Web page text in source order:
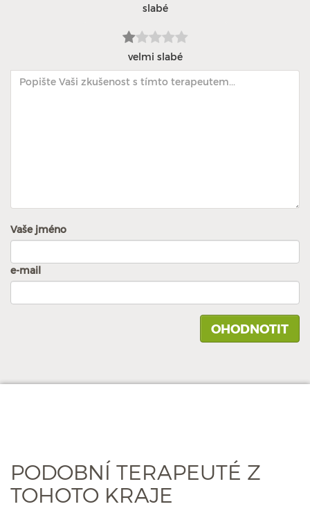
slabé
velmi slabé
Vaše jméno
e-mail
PODOBNÍ TERAPEUTÉ Z
TOHOTO KRAJE